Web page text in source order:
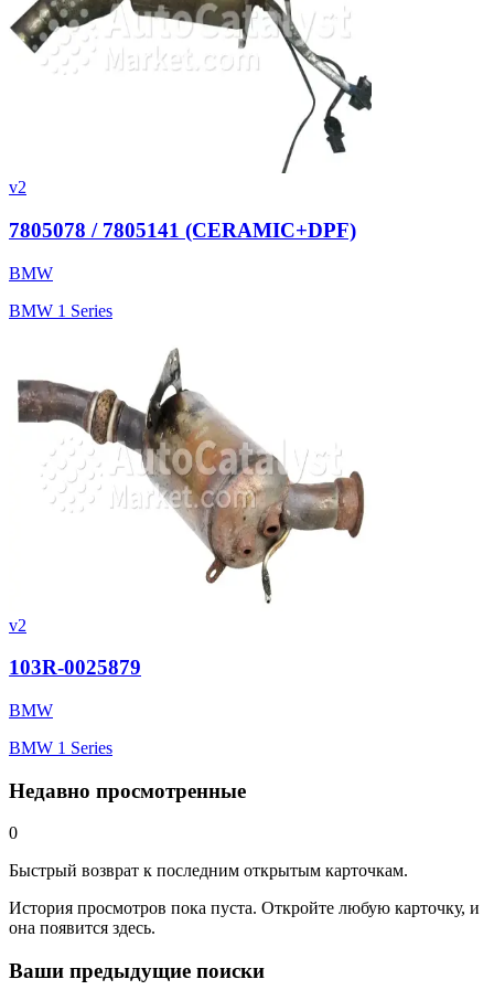
v2
7805078 / 7805141 (CERAMIC+DPF)
BMW
BMW 1 Series
v2
103R-0025879
BMW
BMW 1 Series
Недавно просмотренные
0
Быстрый возврат к последним открытым карточкам.
История просмотров пока пуста. Откройте любую карточку, и
она появится здесь.
Ваши предыдущие поиски